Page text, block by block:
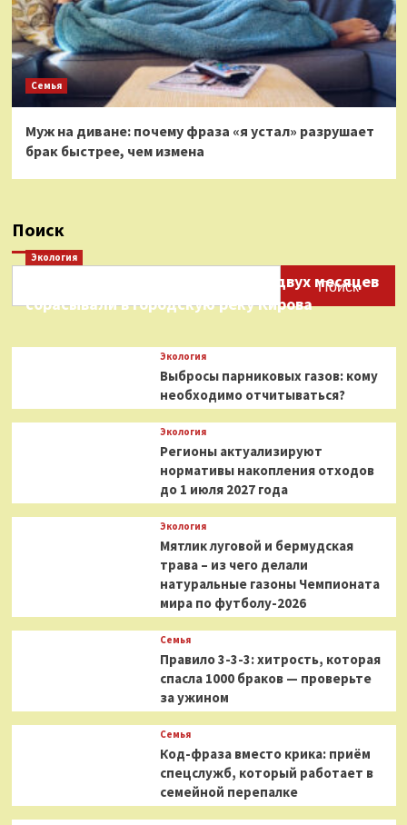
Семья
Муж на диване: почему фраза «я устал» разрушает
брак быстрее, чем измена
Поиск
Поиск
Экология
Нефтепродукты на протяжении двух месяцев
сбрасывали в городскую реку Кирова
Экология
Выбросы парниковых газов: кому
необходимо отчитываться?
Экология
Регионы актуализируют
нормативы накопления отходов
до 1 июля 2027 года
Экология
Мятлик луговой и бермудская
трава – из чего делали
натуральные газоны Чемпионата
мира по футболу-2026
Семья
Правило 3-3-3: хитрость, которая
спасла 1000 браков — проверьте
за ужином
Семья
Код-фраза вместо крика: приём
спецслужб, который работает в
семейной перепалке